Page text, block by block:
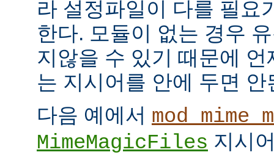
라 설정파일이 다를 필요
한다. 모듈이 없는 경우
지않을 수 있기 때문에
는 지시어를 안에 두면 안
다음 예에서
MimeMagicFiles 지시